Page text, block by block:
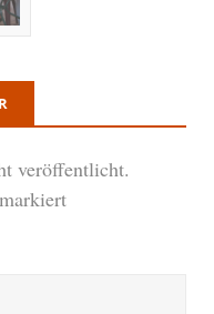
veröffentlicht.
markiert